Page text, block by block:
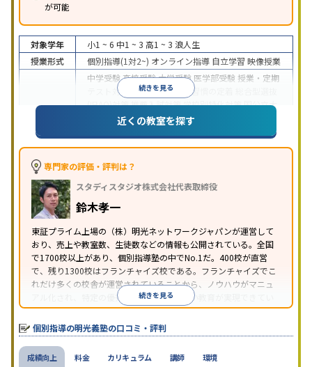
が可能
続きを見る
対象学年 小1 ~ 6 中1 ~ 3 高1 ~ 3 浪人生
授業形式
個別指導(1対2~) オンライン指導 自立学習 映像授業
中学受験高校受験大学受験 医学部受験 授業・定期
テスト対策
内申点対策 学習習慣の定着
(旧AO)対策推薦入試対策学校別特化対策国公立大
私大対策共通テスト対策
英語・英会話特化
対策その他科目別特化対策
特徴
中高一貫校生に対応
の振替可能
を利用オンライン対応1科目から受講可能
習のみの受講可
り
※2023年3月調査。小学校高学年の個別指導塾アンケート調査方法を参
近くの教室を探す
専門家の評価・評判は？
スタディスタジオ株式会社代表取締役
鈴木孝一
東証プライム上場の（株）明光ネットワークジャパンが運営して
おり、売上や教室数、生徒数などの情報も公開されている。全国
で1700校以上があり、個別指導塾の中でNo.1だ。400校が直営
で、残り1300校はフランチャイズ校である。フランチャイズでこ
れだけ多くの校舎が運営されていることから、ノウハウがマニュ
アル化され、特定の優秀な人材に依存しない教育が実現できてい
ることが推測される。
続きを見る
個別指導の明光義塾の口コミ・評判
成績向上 料金 カリキュラム 講師 環境